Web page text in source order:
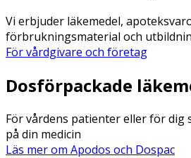
Vi erbjuder läkemedel,
förbrukningsmaterial och
För vårdgivare och företag
Dosförpackade
För vårdens patienter eller för dig
på din medicin
Läs mer om Apodos och Dospac